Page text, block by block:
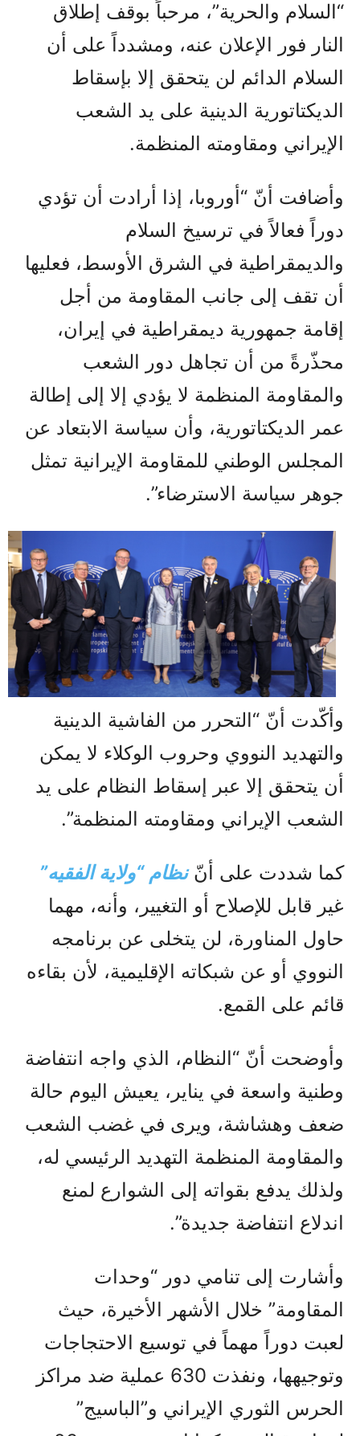
“السلام والحرية”، مرحباً بوقف إطلاق
النار فور الإعلان عنه، ومشدداً على أن
السلام الدائم لن يتحقق إلا بإسقاط
الديكتاتورية الدينية على يد الشعب
الإيراني ومقاومته المنظمة.
وأضافت أنّ “أوروبا، إذا أرادت أن تؤدي
دوراً فعالاً في ترسيخ السلام
والديمقراطية في الشرق الأوسط، فعليها
أن تقف إلى جانب المقاومة من أجل
إقامة جمهورية ديمقراطية في إيران،
محذّرةً من أن تجاهل دور الشعب
والمقاومة المنظمة لا يؤدي إلا إلى إطالة
عمر الديكتاتورية، وأن سياسة الابتعاد عن
المجلس الوطني للمقاومة الإيرانية تمثل
جوهر سياسة الاسترضاء”.
وأكّدت أنّ “التحرر من الفاشية الدينية
والتهديد النووي وحروب الوكلاء لا يمكن
أن يتحقق إلا عبر إسقاط النظام على يد
الشعب الإيراني ومقاومته المنظمة”.
كما شددت على أنّنظام “ولاية الفقيه”
غير قابل للإصلاح أو التغيير، وأنه، مهما
حاول المناورة، لن يتخلى عن برنامجه
النووي أو عن شبكاته الإقليمية، لأن بقاءه
قائم على القمع.
وأوضحت أنّ “النظام، الذي واجه انتفاضة
وطنية واسعة في يناير، يعيش اليوم حالة
ضعف وهشاشة، ويرى في غضب الشعب
والمقاومة المنظمة التهديد الرئيسي له،
ولذلك يدفع بقواته إلى الشوارع لمنع
اندلاع انتفاضة جديدة”.
وأشارت إلى تنامي دور “وحدات
المقاومة” خلال الأشهر الأخيرة، حيث
لعبت دوراً مهماً في توسيع الاحتجاجات
وتوجيهها، ونفذت 630 عملية ضد مراكز
الحرس الثوري الإيراني و”الباسيج”